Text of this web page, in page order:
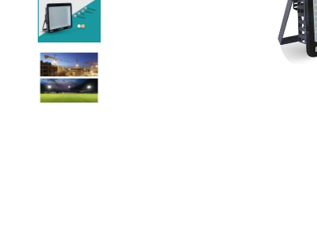
Led Ampuller
Led Paneller
Spotlar
Basamak Armatürleri
Masa Lambaları